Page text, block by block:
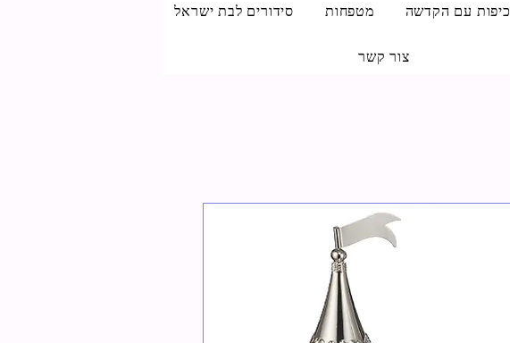
סידורים לבת ישראל מטפחות כיפות עם הקדשה
צור קשר